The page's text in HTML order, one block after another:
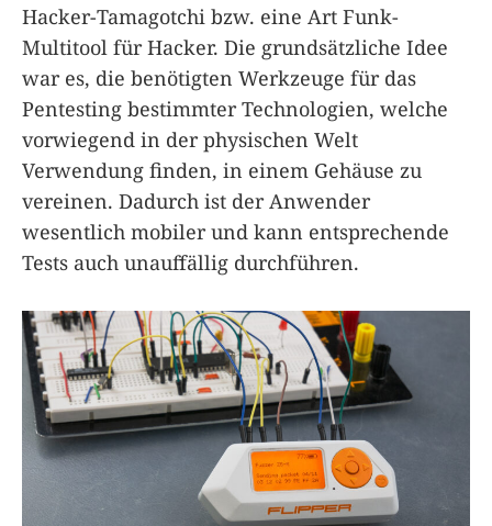
Hacker-Tamagotchi bzw. eine Art Funk-
Multitool für Hacker. Die grundsätzliche Idee
war es, die benötigten Werkzeuge für das
Pentesting bestimmter Technologien, welche
vorwiegend in der physischen Welt
Verwendung finden, in einem Gehäuse zu
vereinen. Dadurch ist der Anwender
wesentlich mobiler und kann entsprechende
Tests auch unauffällig durchführen.